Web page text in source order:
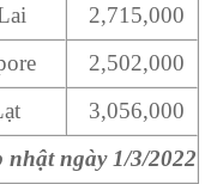
2,715,000
2,502,000
3,056,000
nhật ngày 1/3/2022